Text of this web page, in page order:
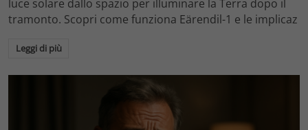
luce solare dallo spazio per illuminare la Terra dopo il
tramonto. Scopri come funziona Eärendil-1 e le implicaz
Leggi di più